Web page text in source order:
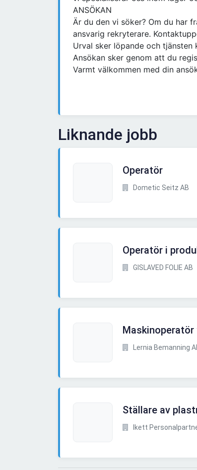
ANSÖKAN
Är du den vi söker? Om du har
ansvarig rekryterare.
Urval sker löpande och tjänsten
Ansökan sker genom att du
Varmt välkommen med din
Liknande jobb
Operatör
Dometic Seitz AB
Operatör i
GISLAVED FOLIE AB
Lernia Bemanning
Ställare av
Ikett